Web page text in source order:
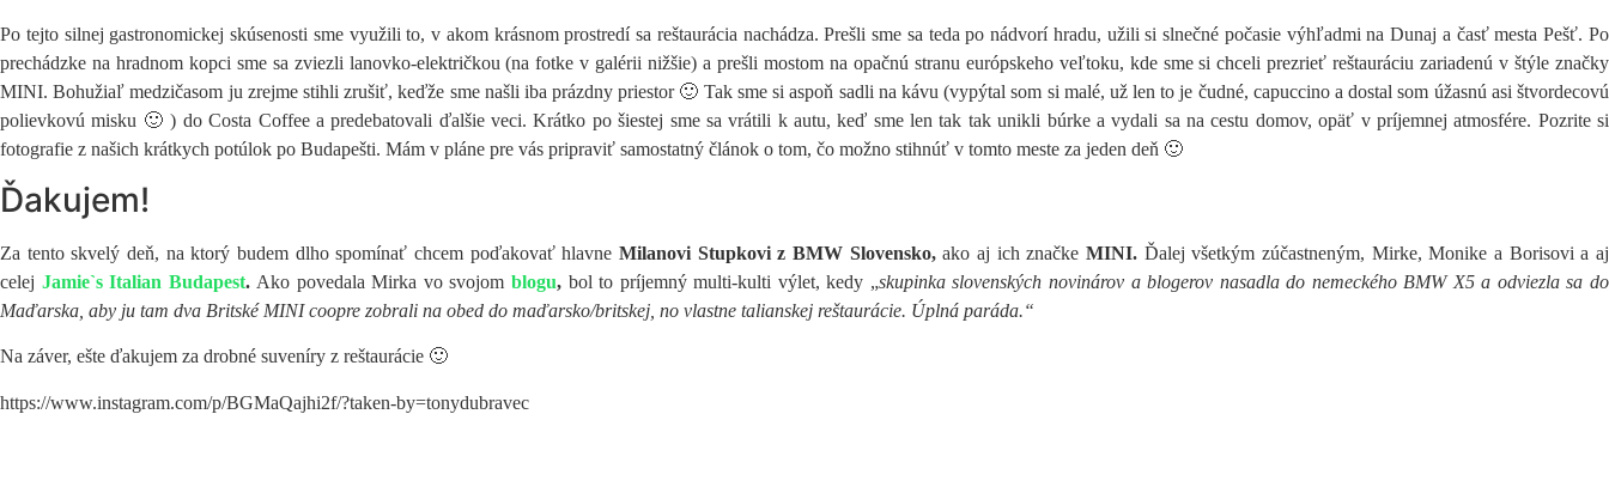
Po tejto silnej gastronomickej skúsenosti sme využili to, v akom krásnom prostredí sa reštaurácia nachádza. Prešli sme sa teda po nádvorí hradu, užili si slnečné počasie výhľadmi na Dunaj a časť mesta Pešť. Po
prechádzke na hradnom kopci sme sa zviezli lanovko-električkou (na fotke v galérii nižšie) a prešli mostom na opačnú stranu európskeho veľtoku, kde sme si chceli prezrieť reštauráciu zariadenú v štýle značky
MINI. Bohužiaľ medzičasom ju zrejme stihli zrušiť, keďže sme našli iba prázdny priestor 🙂 Tak sme si aspoň sadli na kávu (vypýtal som si malé, už len to je čudné, capuccino a dostal som úžasnú asi štvordecovú
polievkovú misku 🙂 ) do Costa Coffee a predebatovali ďalšie veci. Krátko po šiestej sme sa vrátili k autu, keď sme len tak tak unikli búrke a vydali sa na cestu domov, opäť v príjemnej atmosfére. Pozrite si
fotografie z našich krátkych potúlok po Budapešti. Mám v pláne pre vás pripraviť samostatný článok o tom, čo možno stihnúť v tomto meste za jeden deň 🙂
Ďakujem!
Za tento skvelý deň, na ktorý budem dlho spomínať chcem poďakovať hlavne Milanovi Stupkovi z BMW Slovensko,ako aj ich značkeMINI. Ďalej všetkým zúčastneným, Mirke, Monike a Borisovi a aj
celej Jamie`s Italian Budapest. Ako povedala Mirka vo svojom blogu, bol to príjemný multi-kulti výlet, kedy „skupinka slovenských novinárov a blogerov nasadla do nemeckého BMW X5 a odviezla sa do
Maďarska, aby ju tam dva Britské MINI coopre zobrali na obed do maďarsko/britskej, no vlastne talianskej reštaurácie. Úplná paráda.“
Na záver, ešte ďakujem za drobné suveníry z reštaurácie 🙂
https://www.instagram.com/p/BGMaQajhi2f/?taken-by=tonydubravec